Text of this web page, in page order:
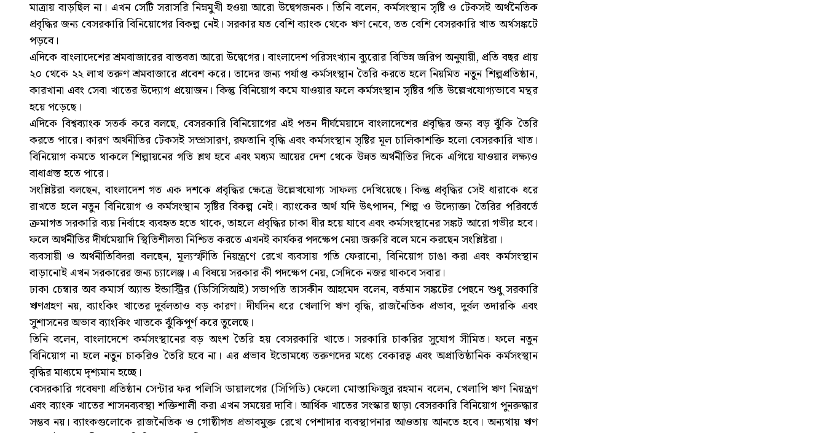
মাত্রায় বাড়ছিল না। এখন সেটি সরাসরি নিম্নমুখী হওয়া আরো উদ্বেগজনক। তিনি বলেন, কর্মসংস্থান সৃষ্টি ও টেকসই অর্থনৈতিক
প্রবৃদ্ধির জন্য বেসরকারি বিনিয়োগের বিকল্প নেই। সরকার যত বেশি ব্যাংক থেকে ঋণ নেবে, তত বেশি বেসরকারি খাত অর্থসঙ্কটে
পড়বে।
এদিকে বাংলাদেশের শ্রমবাজারের বাস্তবতা আরো উদ্বেগের। বাংলাদেশ পরিসংখ্যান ব্যুরোর বিভিন্ন জরিপ অনুযায়ী, প্রতি বছর প্রায়
২০ থেকে ২২ লাখ তরুণ শ্রমবাজারে প্রবেশ করে। তাদের জন্য পর্যাপ্ত কর্মসংস্থান তৈরি করতে হলে নিয়মিত নতুন শিল্পপ্রতিষ্ঠান,
কারখানা এবং সেবা খাতের উদ্যোগ প্রয়োজন। কিন্তু বিনিয়োগ কমে যাওয়ার ফলে কর্মসংস্থান সৃষ্টির গতি উল্লেখযোগ্যভাবে মন্থর
হয়ে পড়েছে।
এদিকে বিশ্বব্যাংক সতর্ক করে বলছে, বেসরকারি বিনিয়োগের এই পতন দীর্ঘমেয়াদে বাংলাদেশের প্রবৃদ্ধির জন্য বড় ঝুঁকি তৈরি
করতে পারে। কারণ অর্থনীতির টেকসই সম্প্রসারণ, রফতানি বৃদ্ধি এবং কর্মসংস্থান সৃষ্টির মূল চালিকাশক্তি হলো বেসরকারি খাত।
বিনিয়োগ কমতে থাকলে শিল্পায়নের গতি শ্লথ হবে এবং মধ্যম আয়ের দেশ থেকে উন্নত অর্থনীতির দিকে এগিয়ে যাওয়ার লক্ষ্যও
বাধাগ্রস্ত হতে পারে।
সংশ্লিষ্টরা বলছেন, বাংলাদেশ গত এক দশকে প্রবৃদ্ধির ক্ষেত্রে উল্লেখযোগ্য সাফল্য দেখিয়েছে। কিন্তু প্রবৃদ্ধির সেই ধারাকে ধরে
রাখতে হলে নতুন বিনিয়োগ ও কর্মসংস্থান সৃষ্টির বিকল্প নেই। ব্যাংকের অর্থ যদি উৎপাদন, শিল্প ও উদ্যোক্তা তৈরির পরিবর্তে
ক্রমাগত সরকারি ব্যয় নির্বাহে ব্যবহৃত হতে থাকে, তাহলে প্রবৃদ্ধির চাকা ধীর হয়ে যাবে এবং কর্মসংস্থানের সঙ্কট আরো গভীর হবে।
ফলে অর্থনীতির দীর্ঘমেয়াদি স্থিতিশীলতা নিশ্চিত করতে এখনই কার্যকর পদক্ষেপ নেয়া জরুরি বলে মনে করছেন সংশ্লিষ্টরা।
ব্যবসায়ী ও অর্থনীতিবিদরা বলছেন, মূল্যস্ফীতি নিয়ন্ত্রণে রেখে ব্যবসায় গতি ফেরানো, বিনিয়োগ চাঙা করা এবং কর্মসংস্থান
বাড়ানোই এখন সরকারের জন্য চ্যালেঞ্জ। এ বিষয়ে সরকার কী পদক্ষেপ নেয়, সেদিকে নজর থাকবে সবার।
ঢাকা চেম্বার অব কমার্স অ্যান্ড ইন্ডাস্ট্রির (ডিসিসিআই) সভাপতি তাসকীন আহমেদ বলেন, বর্তমান সঙ্কটের পেছনে শুধু সরকারি
ঋণগ্রহণ নয়, ব্যাংকিং খাতের দুর্বলতাও বড় কারণ। দীর্ঘদিন ধরে খেলাপি ঋণ বৃদ্ধি, রাজনৈতিক প্রভাব, দুর্বল তদারকি এবং
সুশাসনের অভাব ব্যাংকিং খাতকে ঝুঁকিপূর্ণ করে তুলেছে।
তিনি বলেন, বাংলাদেশে কর্মসংস্থানের বড় অংশ তৈরি হয় বেসরকারি খাতে। সরকারি চাকরির সুযোগ সীমিত। ফলে নতুন
বিনিয়োগ না হলে নতুন চাকরিও তৈরি হবে না। এর প্রভাব ইতোমধ্যে তরুণদের মধ্যে বেকারত্ব এবং অপ্রাতিষ্ঠানিক কর্মসংস্থান
বৃদ্ধির মাধ্যমে দৃশ্যমান হচ্ছে।
বেসরকারি গবেষণা প্রতিষ্ঠান সেন্টার ফর পলিসি ডায়ালগের (সিপিডি) ফেলো মোস্তাফিজুর রহমান বলেন, খেলাপি ঋণ নিয়ন্ত্রণ
এবং ব্যাংক খাতের শাসনব্যবস্থা শক্তিশালী করা এখন সময়ের দাবি। আর্থিক খাতের সংস্কার ছাড়া বেসরকারি বিনিয়োগ পুনরুদ্ধার
সম্ভব নয়। ব্যাংকগুলোকে রাজনৈতিক ও গোষ্ঠীগত প্রভাবমুক্ত রেখে পেশাদার ব্যবস্থাপনার আওতায় আনতে হবে। অন্যথায় ঋণ